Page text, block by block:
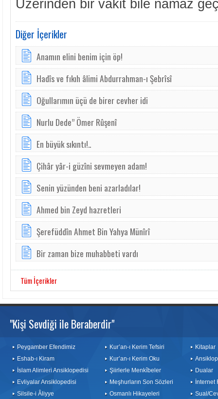
Üzerinden bir vakit bile namaz
Diğer İçerikler
Anamın elini benim için öp!
Hadîs ve fıkıh âlimi Abdurrahman-ı Şebrîsî
Oğullarımın üçü de birer cevher idi
Nurlu Dede” Ömer Rûşenî
En büyük sıkıntı!..
Çihâr yâr-i güzîni sevmeyen adam!
Senin yüzünden beni azarladılar!
Ahmed bin Zeyd hazretleri
Şerefüddîn Ahmet Bin Yahya Münîrî
Bir zaman bize muhabbeti vardı
Tüm İçerikler
"Kişi Sevdiği ile Beraberdir"
Peygamber Efendimiz
Eshab-ı Kiram
İslam Alimleri Ansiklopedisi
Evliyalar Ansiklopedisi
Silsile-i Âliyye
Kur’an-ı Kerim Tefsiri
Kur’an-ı Kerim Oku
Şiirlerle Menkîbeler
Meşhurların Son Sözleri
Osmanlı Hikayeleri
Kitaplar
Dualar
İnternet
Sual/